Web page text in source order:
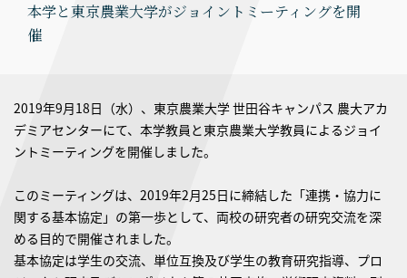
本学と東京農業大学がジョイントミーティングを開
催
2019年9月18日（水）、東京農業大学 世田谷キャンパス 農大アカ
デミアセンターにて、本学教員と東京農業大学教員によるジョイ
ントミーティングを開催しました。
このミーティングは、2019年2月25日に締結した「連携・協力に
関する基本協定」の第一歩として、両校の研究者の研究交流を深
める目的で開催されました。
基本協定は学生の交流、単位互換及び学生の教育研究指導、プロ